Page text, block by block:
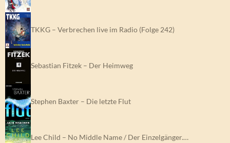
TKKG – Verbrechen live im Radio (Folge 242)
Sebastian Fitzek – Der Heimweg
Stephen Baxter – Die letzte Flut
Lee Child – No Middle Name / Der Einzelgänger.…